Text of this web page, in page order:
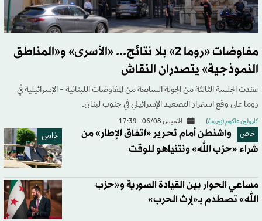
مفاوضات «روما 2» بلا نتائج... «الأسرى» و«المناطق
النموذجية» يتصدران النقاش
عقدت الجلسة الثالثة من الجولة السابعة من المفاوضات اللبنانية - الإسرائيلية في
روما على وقع استمرار التصعيد الإسرائيلي في جنوب لبنان.
كارولين عاكوم (بيروت) الخميس 06/08 - 17:39
خاص خاص
واشنطن أمام تحرير «اتفاق الإطار» من
شراء «حزب الله» ونتنياهو للوقت
مساعي الحوار بين القيادة السورية و«حزب
الله» تصطدم بـ«إرث الحرب»